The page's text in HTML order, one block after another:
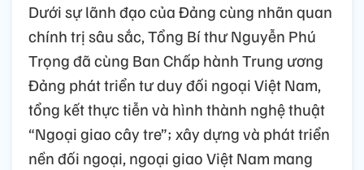
Dưới sự lãnh đạo của Đảng cùng nhãn quan
chính trị sâu sắc, Tổng Bí thư Nguyễn Phú
Trọng đã cùng Ban Chấp hành Trung ương
Đảng phát triển tư duy đối ngoại Việt Nam,
tổng kết thực tiễn và hình thành nghệ thuật
“Ngoại giao cây tre”; xây dựng và phát triển
nền đối ngoại, ngoại giao Việt Nam mang